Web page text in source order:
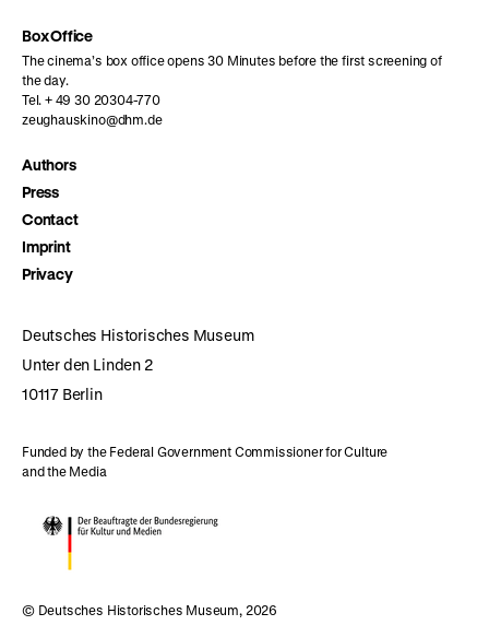
Box Office
The cinema’s box office opens 30 Minutes before the first screening of
the day.
Tel. + 49 30 20304-770
zeughauskino@dhm.de
Authors
Press
Contact
Imprint
Privacy
Deutsches Historisches Museum
Unter den Linden 2
10117 Berlin
Funded by the Federal Government Commissioner for Culture
and the Media
© Deutsches Historisches Museum, 2026